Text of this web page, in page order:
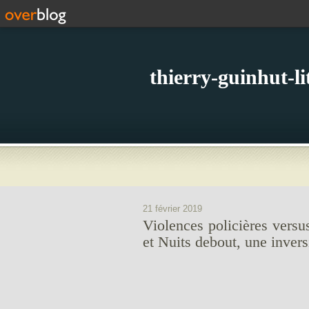
thierry-guinhut-
21 février 2019
Violences policières
et Nuits debout, une